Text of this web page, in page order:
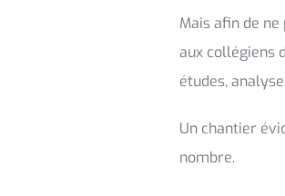
Mais afin de
aux collégiens
études,
Un chantier
nombre.